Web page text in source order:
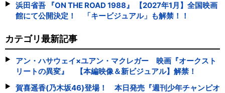
浜田省吾 『ON THE ROAD 1988』 【2027年1月】全国映画
館にて公開決定！ 「キービジュアル」も解禁！！
カテゴリ最新記事
アン・ハサウェイ×ユアン・マクレガー 映画『オークスト
リートの異変』 【本編映像＆新ビジュアル】解禁！
賀喜遥香(乃木坂46)登場！ 本日発売『週刊少年チャンピオ